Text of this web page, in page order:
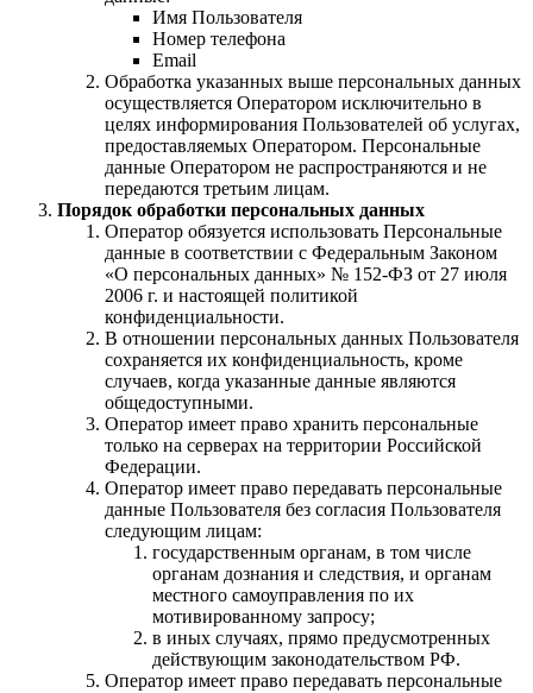
Имя Пользователя
Номер телефона
Email
Обработка указанных выше персональных данных
осуществляется Оператором исключительно в
целях информирования Пользователей об услугах,
предоставляемых Оператором. Персональные
данные Оператором не распространяются и не
передаются третьим лицам.
Порядок обработки персональных данных
Оператор обязуется использовать Персональные
данные в соответствии с Федеральным Законом
«О персональных данных» № 152-ФЗ от 27 июля
2006 г. и настоящей политикой
конфиденциальности.
В отношении персональных данных Пользователя
сохраняется их конфиденциальность, кроме
случаев, когда указанные данные являются
общедоступными.
Оператор имеет право хранить персональные
только на серверах на территории Российской
Федерации.
Оператор имеет право передавать персональные
данные Пользователя без согласия Пользователя
следующим лицам:
государственным органам, в том числе
органам дознания и следствия, и органам
местного самоуправления по их
мотивированному запросу;
в иных случаях, прямо предусмотренных
действующим законодательством РФ.
Оператор имеет право передавать персональные